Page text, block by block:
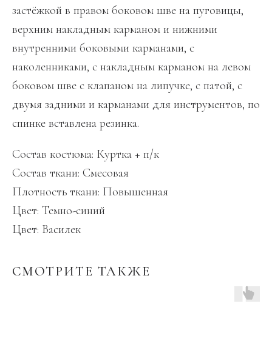
застёжкой в правом боковом шве на пуговицы,
верхним накладным карманом и нижними
внутренними боковыми карманами, с
наколенниками, с накладным карманом на левом
боковом шве с клапаном на липучке, с патой, с
двумя задними и карманами для инструментов, по
спинке вставлена резинка.
Состав костюма: Куртка + п/к
Состав ткани: Смесовая
Плотность ткани: Повышенная
Цвет: Темно-синий
Цвет: Василек
СМОТРИТЕ ТАКЖЕ